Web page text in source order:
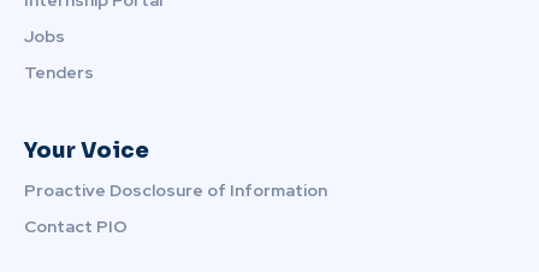
Jobs
Tenders
Your Voice
Proactive Dosclosure of Information
Contact PIO